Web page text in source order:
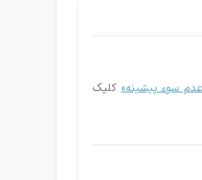
سوء پیشینه»کلیک